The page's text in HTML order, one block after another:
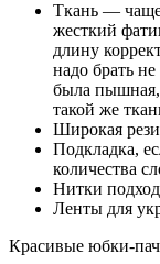
Ткань — чаще
жесткий
длину
надо брать
была пышная,
такой же
Широкая
Подкладка,
количества
Нитки
Ленты для
Красивые юбки-